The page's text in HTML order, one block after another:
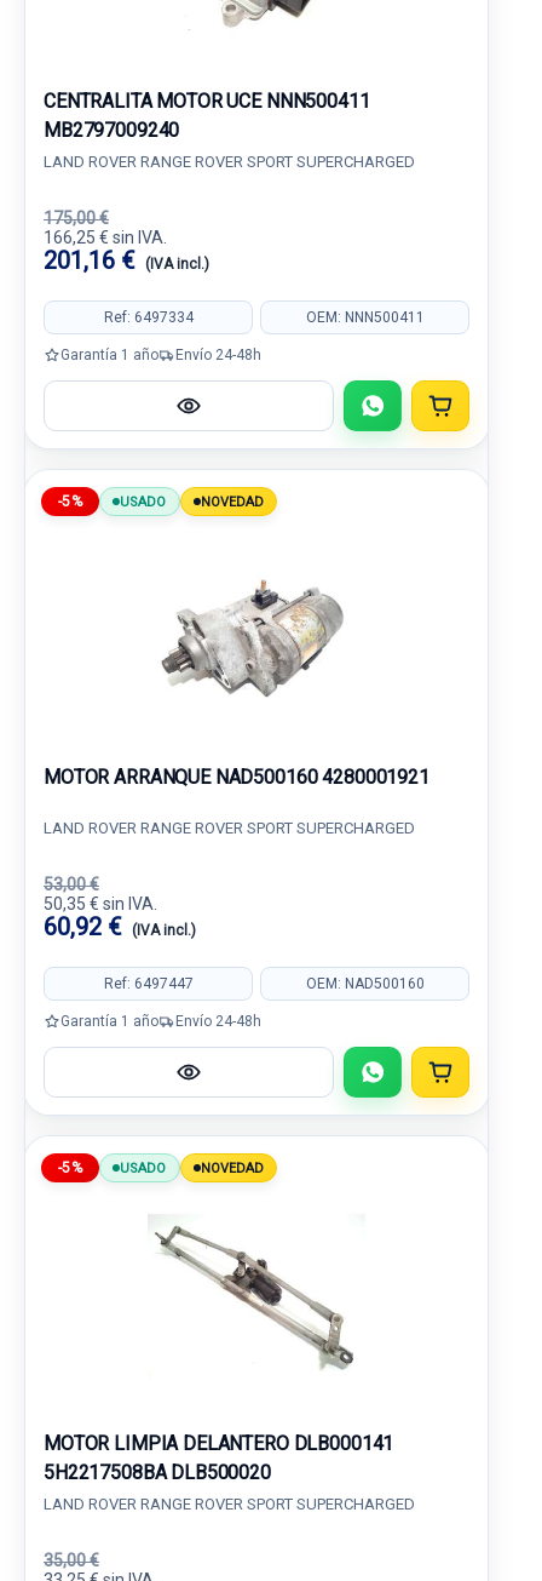
CENTRALITA MOTOR UCE NNN500411
MB2797009240
LAND ROVER RANGE ROVER SPORT SUPERCHARGED
175,00 €
166,25 € sin IVA.
201,16 € (IVA incl.)
Ref: 6497334 OEM: NNN500411
Garantía 1 año Envío 24-48h
-5% USADO NOVEDAD
MOTOR ARRANQUE NAD500160 4280001921
LAND ROVER RANGE ROVER SPORT SUPERCHARGED
53,00 €
50,35 € sin IVA.
60,92 € (IVA incl.)
Ref: 6497447 OEM: NAD500160
Garantía 1 año Envío 24-48h
-5% USADO NOVEDAD
MOTOR LIMPIA DELANTERO DLB000141
5H2217508BA DLB500020
LAND ROVER RANGE ROVER SPORT SUPERCHARGED
35,00 €